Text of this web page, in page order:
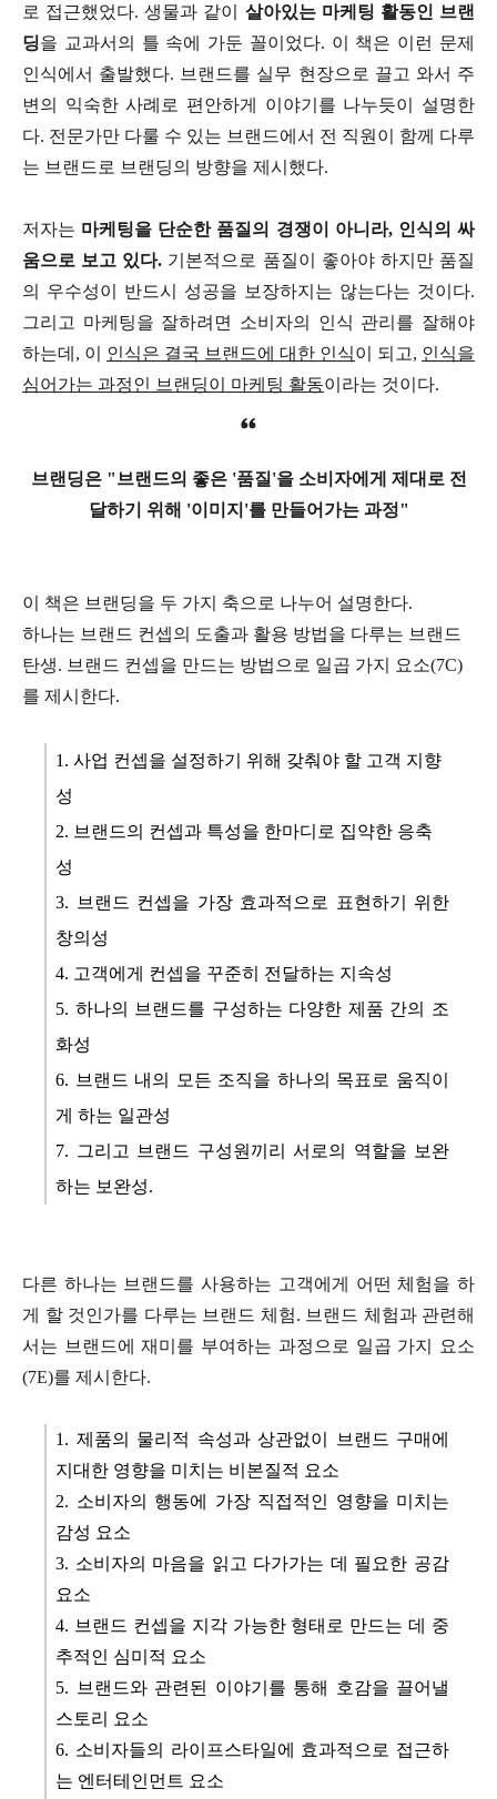
로 접근했었다. 생물과 같이 살아있는 마케팅 활동인 브랜
딩을 교과서의 틀 속에 가둔 꼴이었다. 이 책은 이런 문제
인식에서 출발했다. 브랜드를 실무 현장으로 끌고 와서 주
변의 익숙한 사례로 편안하게 이야기를 나누듯이 설명한
다. 전문가만 다룰 수 있는 브랜드에서 전 직원이 함께 다루
는 브랜드로 브랜딩의 방향을 제시했다.
저자는 마케팅을 단순한 품질의 경쟁이 아니라, 인식의 싸
움으로 보고 있다. 기본적으로 품질이 좋아야 하지만 품질
의 우수성이 반드시 성공을 보장하지는 않는다는 것이다.
그리고 마케팅을 잘하려면 소비자의 인식 관리를 잘해야
하는데, 이 인식은 결국 브랜드에 대한 인식이 되고, 인식을
심어가는 과정인 브랜딩이 마케팅 활동이라는 것이다.
브랜딩은 "브랜드의 좋은 '품질'을 소비자에게 제대로 전
달하기 위해 '이미지'를 만들어가는 과정"
이 책은 브랜딩을 두 가지 축으로 나누어 설명한다.
하나는 브랜드 컨셉의 도출과 활용 방법을 다루는 브랜드
탄생. 브랜드 컨셉을 만드는 방법으로 일곱 가지 요소(7C)
를 제시한다.
1. 사업 컨셉을 설정하기 위해 갖춰야 할 고객 지향
성
2. 브랜드의 컨셉과 특성을 한마디로 집약한 응축
성
3. 브랜드 컨셉을 가장 효과적으로 표현하기 위한
창의성
4. 고객에게 컨셉을 꾸준히 전달하는 지속성
5. 하나의 브랜드를 구성하는 다양한 제품 간의 조
화성
6. 브랜드 내의 모든 조직을 하나의 목표로 움직이
게 하는 일관성
7. 그리고 브랜드 구성원끼리 서로의 역할을 보완
하는 보완성.
다른 하나는 브랜드를 사용하는 고객에게 어떤 체험을 하
게 할 것인가를 다루는 브랜드 체험. 브랜드 체험과 관련해
서는 브랜드에 재미를 부여하는 과정으로 일곱 가지 요소
(7E)를 제시한다.
1. 제품의 물리적 속성과 상관없이 브랜드 구매에
지대한 영향을 미치는 비본질적 요소
2. 소비자의 행동에 가장 직접적인 영향을 미치는
감성 요소
3. 소비자의 마음을 읽고 다가가는 데 필요한 공감
요소
4. 브랜드 컨셉을 지각 가능한 형태로 만드는 데 중
추적인 심미적 요소
5. 브랜드와 관련된 이야기를 통해 호감을 끌어낼
스토리 요소
6. 소비자들의 라이프스타일에 효과적으로 접근하
는 엔터테인먼트 요소